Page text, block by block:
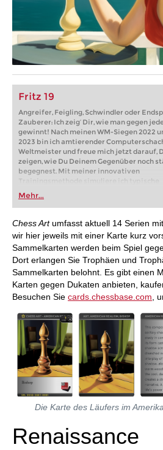
Fritz 19
Angreifer, Feigling, Schwindler oder
Zauberer: Ich zeig‘ Dir, wie man gegen
gewinnt! Nach meinen WM-Siegen 2022
2023 bin ich amtierender
Weltmeister und freue mich jetzt darauf,
zeigen, wie Du Deinem Gegenüber noch
begegnest. Mit meiner innovativen
Trainingsmethode simuliere ich typische
Spieler-Persönlichkeiten, die Du aus
und Onlineschach kennst: forsche
vorsichtige Feiglinge, lahme
wie gewinnt man gegen sie? Dein Fritz
Kombinationen oder Opfer gibt es die
ChessBase Cards als Belohnung für Dich.
Mehr...
Chess Artumfasst aktuell 14 Serien
wir hier jeweils mit einer Karte kurz
Sammelkarten werden beim Spiel
Dort erlangen Sie Trophäen und
Sammelkarten belohnt. Es gibt einen
Karten gegen Dukaten anbieten,
Besuchen Sie cards.chessbase.com ,
Die Karte des Läufers im
Renaissance